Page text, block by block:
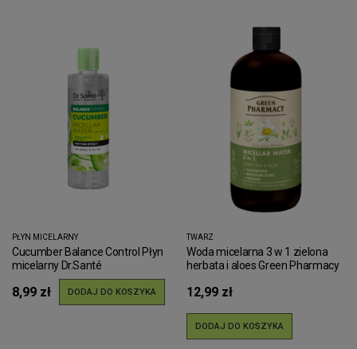
PŁYN MICELARNY
Cucumber Balance Control Płyn
micelarny Dr.Santé
8,99 zł DODAJ DO KOSZYKA
TWARZ
Woda micelarna 3 w 1 zielona
herbata i aloes Green Pharmacy
12,99 zł
DODAJ DO KOSZYKA